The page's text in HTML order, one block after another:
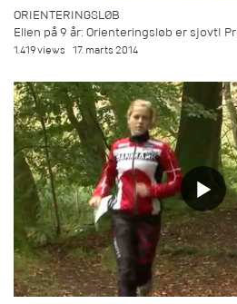
ORIENTERINGSLØB
Ellen på 9 år: Orienteringsløb er sjovt!
1.419 views 17. marts 2014